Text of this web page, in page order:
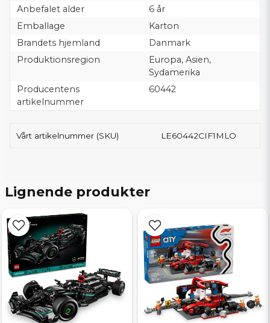
Anbefalet alder
6 år
Emballage
Karton
Brandets hjemland
Danmark
Produktionsregion
Europa, Asien,
Sydamerika
Producentens
artikelnummer
60442
Vårt artikelnummer (SKU) LE60442CIF1MLO
Lignende produkter